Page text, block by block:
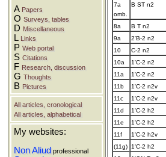
A Papers
OSurveys, tables
D Miscellaneous
L Links
PWeb portal
SCitations
F Research, discussion
GThoughts
B Pictures
All articles, cronological
All articles, alphabetical
My websites:
Non Aliud professional
7a
omb.
B ST n2
8a B T n2
9a
2'B-2 n2
10
C-2 n2
10a
1'C-2 n2
11a
1'C-2 n2
11b
1'C-2 n2v
11c
1'C-2 n2v
11d
1'C-2 h2
11e
1'C-2 h2
11f
1'C-2 h2v
(11g)
1'C-2 h2